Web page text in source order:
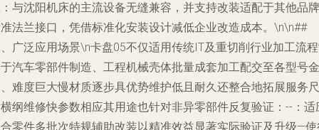
：与沈阳机床的主流设备无缝兼容，并支持改装适配于其他品牌
法兰接口，凭借标准化安装设计减低企业改造成本。\n\n##
广泛应用场景\n卡盘05不仅适用传统IT及重切削行业加工流
汽车零部件制造、工程机械壳体批量成套加工配交至各型号金
难度巨大慢材质逐步具优势维护低且耐久还整合地拓展服务尺
纲维修快参数相应其用途也针对非异零部件反复验证：--：适
零件多批次特规辅助改装以精准效益显著实际验证及升级—